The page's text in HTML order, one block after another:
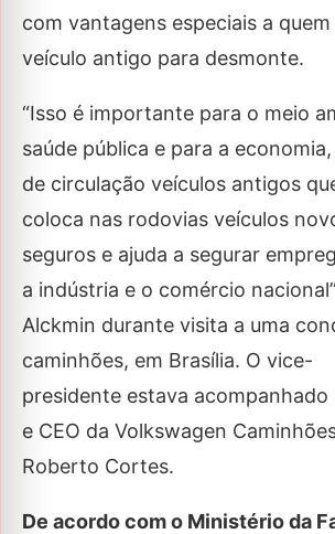
com vantagens especiais a
veículo antigo para desmonte.
“Isso é importante para o meio
saúde pública e para a
de circulação veículos antigos
coloca nas rodovias veículos
seguros e ajuda a segurar
a indústria e o comércio
Alckmin durante visita a uma
caminhões, em Brasília. O vice-
presidente estava
e CEO da Volkswagen
Roberto Cortes.
De acordo com o Ministério da